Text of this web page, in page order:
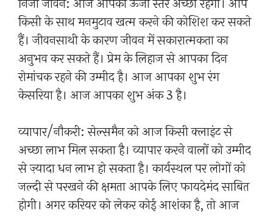
निजी जीवन: आज आपका ऊर्जा स्तर अच्छा रहेगा। आप
किसी के साथ मनमुटाव खत्म करने की कोशिश कर सकते
हैं। जीवनसाथी के कारण जीवन में सकारात्मकता का
अनुभव कर सकते हैं। प्रेम के लिहाज से आपका दिन
रोमांचक रहने की उम्मीद है। आज आपका शुभ रंग
केसरिया है। आज आपका शुभ अंक 3 है।
व्यापार/नौकरी: सेल्समैन को आज किसी क्लाइंट से
अच्छा लाभ मिल सकता है। व्यापार करने वालों को उम्मीद
से ज़्यादा धन लाभ हो सकता है। कार्यस्थल पर लोगों को
जल्दी से परखने की क्षमता आपके लिए फायदेमंद साबित
होगी। अगर करियर को लेकर कोई आशंका है, तो आज